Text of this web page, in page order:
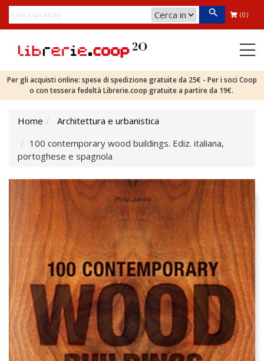
(0)
Per gli acquisti online: spese di spedizione gratuite da 25€ - Per i soci Coop
o con tessera fedeltà Librerie.coop gratuite a partire da 19€.
Home
Architettura e urbanistica
100 contemporary wood buildings. Ediz. italiana,
portoghese e spagnola